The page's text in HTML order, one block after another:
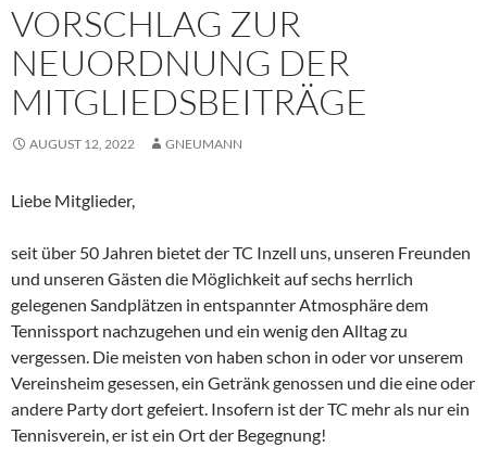
VORSCHLAG ZUR
NEUORDNUNG DER
MITGLIEDSBEITRÄGE
AUGUST 12, 2022 GNEUMANN
Liebe Mitglieder,
seit über 50 Jahren bietet der TC Inzell uns, unseren Freunden
und unseren Gästen die Möglichkeit auf sechs herrlich
gelegenen Sandplätzen in entspannter Atmosphäre dem
Tennissport nachzugehen und ein wenig den Alltag zu
vergessen. Die meisten von haben schon in oder vor unserem
Vereinsheim gesessen, ein Getränk genossen und die eine oder
andere Party dort gefeiert. Insofern ist der TC mehr als nur ein
Tennisverein, er ist ein Ort der Begegnung!